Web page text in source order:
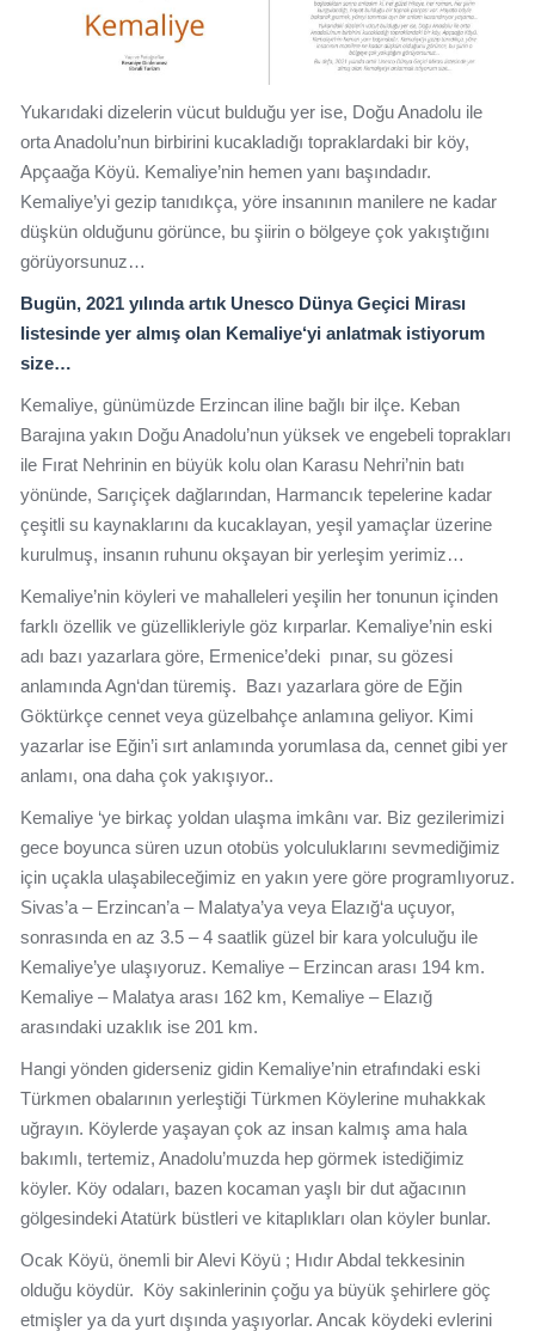
Yukarıdaki dizelerin vücut bulduğu yer ise, Doğu Anadolu ile
orta Anadolu’nun birbirini kucakladığı topraklardaki bir köy,
Apçaağa Köyü. Kemaliye’nin hemen yanı başındadır.
Kemaliye’yi gezip tanıdıkça, yöre insanının manilere ne kadar
düşkün olduğunu görünce, bu şiirin o bölgeye çok yakıştığını
görüyorsunuz…
Bugün, 2021 yılında artık Unesco Dünya Geçici Mirası
listesinde yer almış olan Kemaliye‘yi anlatmak istiyorum
size…
Kemaliye, günümüzde Erzincan iline bağlı bir ilçe. Keban
Barajına yakın Doğu Anadolu’nun yüksek ve engebeli toprakları
ile Fırat Nehrinin en büyük kolu olan Karasu Nehri’nin batı
yönünde, Sarıçiçek dağlarından, Harmancık tepelerine kadar
çeşitli su kaynaklarını da kucaklayan, yeşil yamaçlar üzerine
kurulmuş, insanın ruhunu okşayan bir yerleşim yerimiz…
Kemaliye’nin köyleri ve mahalleleri yeşilin her tonunun içinden
farklı özellik ve güzellikleriyle göz kırparlar. Kemaliye’nin eski
adı bazı yazarlara göre, Ermenice’deki pınar, su gözesi
anlamında Agn‘dan türemiş. Bazı yazarlara göre de Eğin
Göktürkçe cennet veya güzelbahçe anlamına geliyor. Kimi
yazarlar ise Eğin’i sırt anlamında yorumlasa da, cennet gibi yer
anlamı, ona daha çok yakışıyor..
Kemaliye ‘ye birkaç yoldan ulaşma imkânı var. Biz gezilerimizi
gece boyunca süren uzun otobüs yolculuklarını sevmediğimiz
için uçakla ulaşabileceğimiz en yakın yere göre programlıyoruz.
Sivas’a – Erzincan’a – Malatya’ya veya Elazığ‘a uçuyor,
sonrasında en az 3.5 – 4 saatlik güzel bir kara yolculuğu ile
Kemaliye’ye ulaşıyoruz. Kemaliye – Erzincan arası 194 km.
Kemaliye – Malatya arası 162 km, Kemaliye – Elazığ
arasındaki uzaklık ise 201 km.
Hangi yönden giderseniz gidin Kemaliye’nin etrafındaki eski
Türkmen obalarının yerleştiği Türkmen Köylerine muhakkak
uğrayın. Köylerde yaşayan çok az insan kalmış ama hala
bakımlı, tertemiz, Anadolu’muzda hep görmek istediğimiz
köyler. Köy odaları, bazen kocaman yaşlı bir dut ağacının
gölgesindeki Atatürk büstleri ve kitaplıkları olan köyler bunlar.
Ocak Köyü, önemli bir Alevi Köyü ; Hıdır Abdal tekkesinin
olduğu köydür. Köy sakinlerinin çoğu ya büyük şehirlere göç
etmişler ya da yurt dışında yaşıyorlar. Ancak köydeki evlerini